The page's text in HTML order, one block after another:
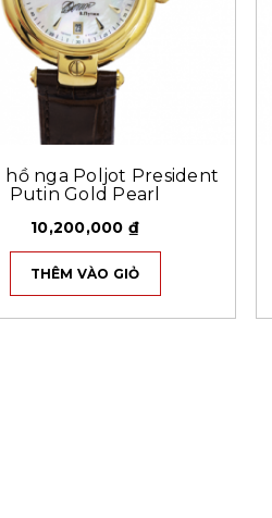
nga Poljot President
Putin Gold Pearl
10,200,000 ₫
THÊM VÀO GIỎ